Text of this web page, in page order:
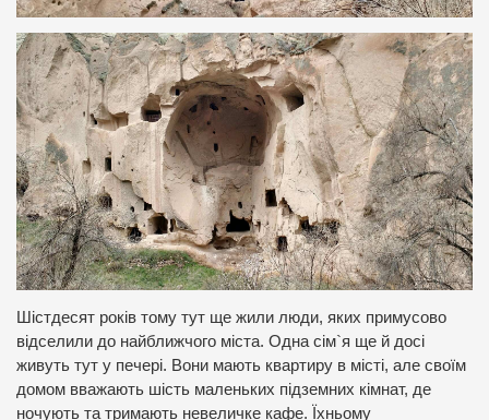
Шістдесят років тому тут ще жили люди, яких примусово
відселили до найближчого міста. Одна сім`я ще й досі
живуть тут у печері. Вони мають квартиру в місті, але своїм
домом вважають шість маленьких підземних кімнат, де
ночують та тримають невеличке кафе. Їхньому